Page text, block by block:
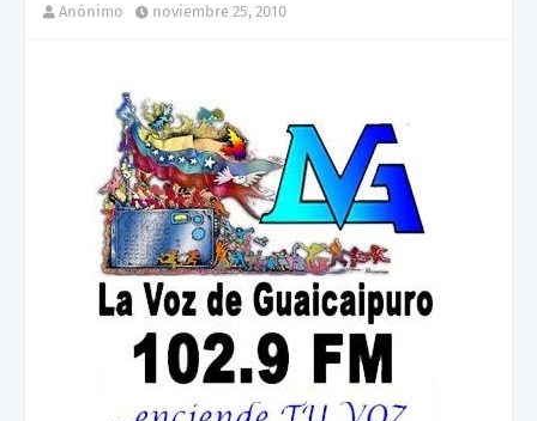
Anónimo noviembre 25, 2010